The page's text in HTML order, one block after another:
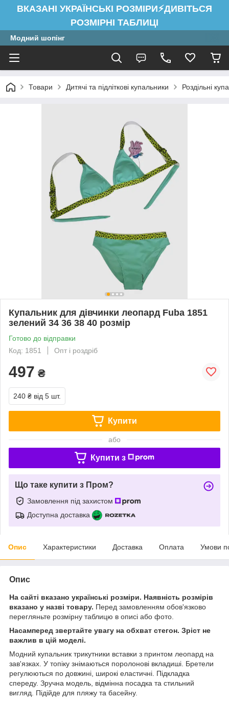
ВКАЗАНІ УКРАЇНСЬКІ РОЗМІРИ⚡ДИВІТЬСЯ
РОЗМІРНІ ТАБЛИЦІ
Модний шопінг
Товари Дитячі та підліткові купальники Роздільні
Купальник для дівчинки леопард Fuba 1851
зелений 34 36 38 40 розмір
Готово до відправки
Код: 1851
Опт і роздріб
497 ₴
240 ₴ від 5 шт.
Купити
або
Купити з
Що таке купити з Пром?
Замовлення під захистом
Доступна доставка
Опис Характеристики Доставка Оплата Умови
Опис
На сайті вказано українські розміри. Наявність розмірів
вказано у назві товару. Перед замовленням обов'язково
перегляньте розмірну таблицю в описі або фото.
Насамперед звертайте увагу на обхват стегон. Зріст не
важлив в цій моделі.
Модний купальник трикутники вставки з принтом леопард на
зав'язках. У топіку знімаються поролонові вкладиші. Бретели
регулюються по довжині, широкі еластичні. Підкладка
спереду. Зручна модель, відмінна посадка та стильний
вигляд. Підійде для пляжу та басейну.